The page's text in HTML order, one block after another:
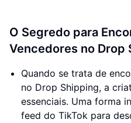
O Segredo para
Vencedores no Drop
Quando se trata de
no Drop Shipping, a
essenciais. Uma forma
feed do TikTok para